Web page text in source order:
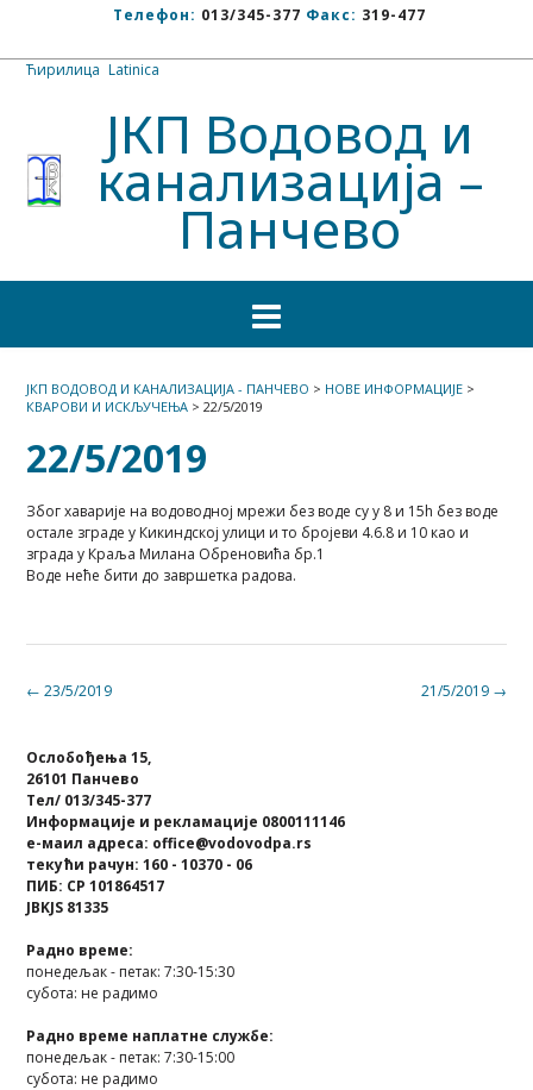
Телефон: 013/345-377 Факс: 319-477
Ћирилица Latinica
ЈКП Водовод и
канализација –
Панчево
ЈКП ВОДОВОД И КАНАЛИЗАЦИЈА - ПАНЧЕВО > НОВЕ ИНФОРМАЦИЈЕ >
КВАРОВИ И ИСКЉУЧЕЊА > 22/5/2019
22/5/2019
Због хаварије на водоводној мрежи без воде су у 8 и 15h без воде
остале зграде у Кикиндској улици и то бројеви 4.6.8 и 10 као и
зграда у Краља Милана Обреновића бр.1
Воде неће бити до завршетка радова.
Post 21/5/2019 →
← 23/5/2019
Ослобођења 15,
26101 Панчево
Тел/ 013/345-377
Информације и рекламације 0800111146
е-маил адреса: office@vodovodpa.rs
текући рачун: 160 - 10370 - 06
ПИБ: СР 101864517
JBKJS 81335
Радно време:
понедељак - петак: 7:30-15:30
субота: не радимо
Радно време наплатне службе:
понедељак - петак: 7:30-15:00
субота: не радимо